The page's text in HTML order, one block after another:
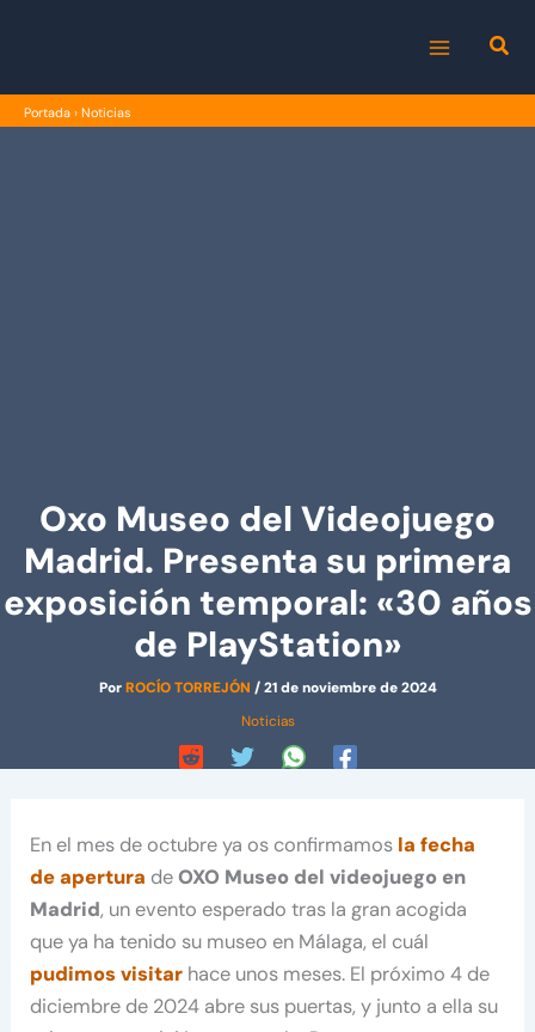
MENU
Portada › Noticias
Oxo Museo del Videojuego
Madrid. Presenta su primera
exposición temporal: «30 años
de PlayStation»
PorROCÍO TORREJÓN /21 de noviembre de 2024
Noticias
En el mes de octubre ya os confirmamos la fecha
de apertura deOXO Museo del videojuego en
Madrid, un evento esperado tras la gran acogida
que ya ha tenido su museo en Málaga, el cuál
pudimos visitar hace unos meses. El próximo 4 de
diciembre de 2024 abre sus puertas, y junto a ella su